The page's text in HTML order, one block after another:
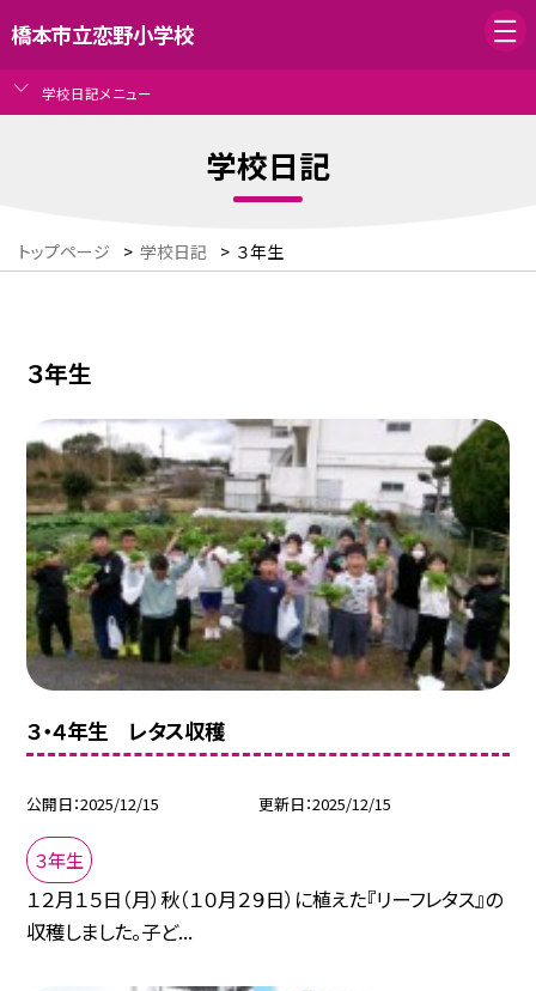
橋本市立恋野小学校
学校日記メニュー
学校日記
トップページ > 学校日記 > ３年生
３年生
３・４年生 レタス収穫
公開日 2025/12/15 更新日 2025/12/15
３年生
１２月１５日（月）秋（１０月２９日）に植えた『リーフレタス』の
収穫しました。子ど...